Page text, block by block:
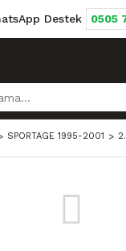
Destek 0505
SPORTAGE 1995-2001